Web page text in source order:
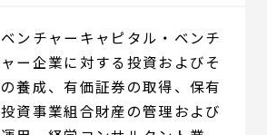
ベンチャーキャピタル・ベンチ
ャー企業に対する投資およびそ
の養成、有価証券の取得、保有
投資事業組合財産の管理および